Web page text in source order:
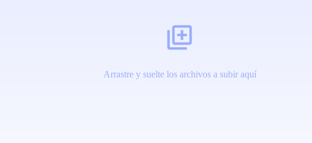
Arrastre y suelte los archivos a subir aquí